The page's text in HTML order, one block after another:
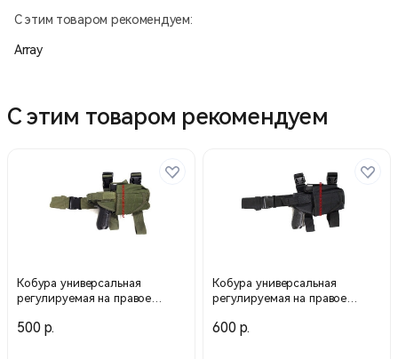
С этим товаром рекомендуем:
Array
С этим товаром рекомендуем
Кобура универсальная
регулируемая на правое
500 р.
Кобура универсальная
регулируемая на правое
600 р.